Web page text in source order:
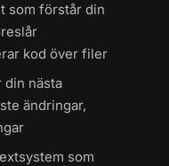
som förstår din
kod över filer
nästa
ändringar,
som